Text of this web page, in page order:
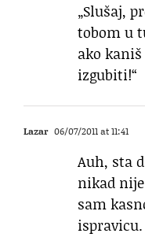
„Slušaj,
tobom u
ako
izgubiti!“
Lazar 06/07/2011 at 11:41
Auh, sta
nikad
sam
ispravicu.